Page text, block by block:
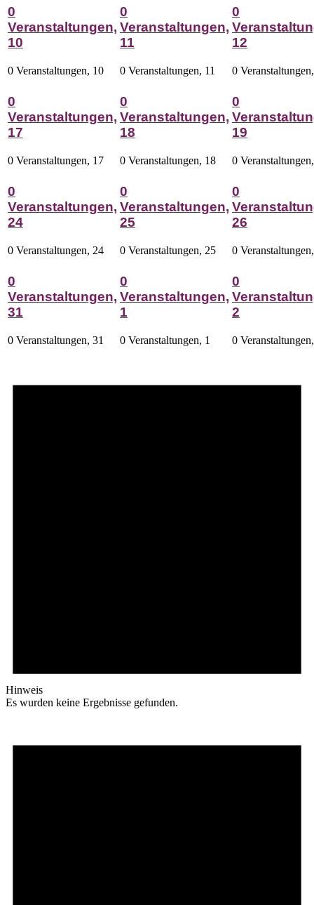
0
Veranstaltungen,
10
0 Veranstaltungen, 10
0
Veranstaltungen,
11
0 Veranstaltungen, 11
0
12
0
0
Veranstaltungen,
17
0 Veranstaltungen, 17
0
Veranstaltungen,
18
0 Veranstaltungen, 18
0
19
0
0
Veranstaltungen,
24
0 Veranstaltungen, 24
0
Veranstaltungen,
25
0 Veranstaltungen, 25
0
26
0
0
Veranstaltungen,
31
0 Veranstaltungen, 31
0
Veranstaltungen,
1
0 Veranstaltungen, 1
0
2
0
Hinweis
Es wurden keine Ergebnisse gefunden.